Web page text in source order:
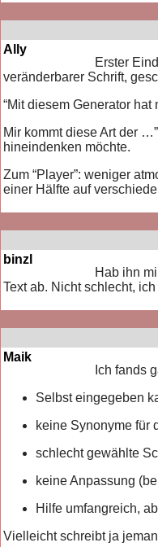
Ally
Erster
veränderbarer Schrift,
“Mit diesem Generator
Mir kommt diese Art der
hineindenken möchte.
Zum “Player”: weniger
einer Hälfte auf
binzl
Hab ihn
Text ab. Nicht schlecht,
Maik
Ich fands
Selbst eingegeben
keine Synonyme für
schlecht gewählte
keine Anpassung
Hilfe umfangreich,
Vielleicht schreibt ja